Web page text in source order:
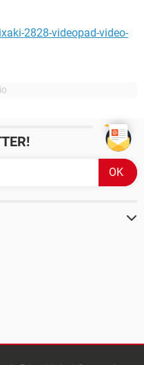
2828-videopad-video-